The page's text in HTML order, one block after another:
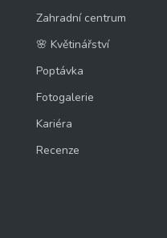
Zahradní centrum
🌸 Květinářství
Poptávka
Fotogalerie
Kariéra
Recenze